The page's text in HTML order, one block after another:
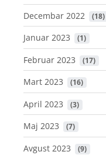
Decembar 2022 (18)
Januar 2023 (1)
Februar 2023 (17)
Mart 2023 (16)
April 2023 (3)
Maj 2023 (7)
Avgust 2023 (9)